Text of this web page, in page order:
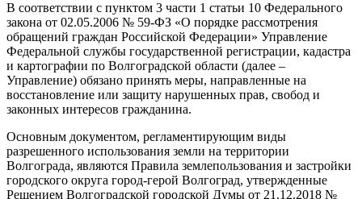
В соответствии с пунктом 3 части 1 статьи 10 Федерального
закона от 02.05.2006 № 59-ФЗ «О порядке рассмотрения
обращений граждан Российской Федерации» Управление
Федеральной службы государственной регистрации, кадастра
и картографии по Волгоградской области (далее –
Управление) обязано принять меры, направленные на
восстановление или защиту нарушенных прав, свобод и
законных интересов гражданина.
Основным документом, регламентирующим виды
разрешенного использования земли на территории
Волгограда, являются Правила землепользования и застройки
городского округа город-герой Волгоград, утвержденные
Решением Волгоградской городской Думы от 21.12.2018 №